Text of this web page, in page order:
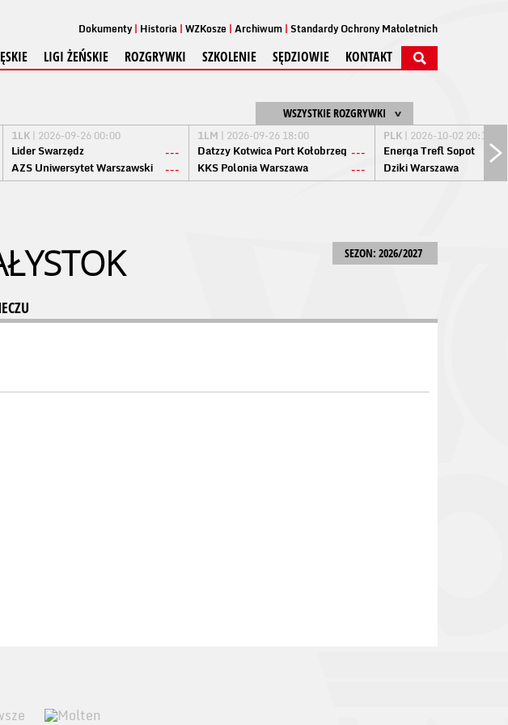
Dokumenty Historia WZKosze Archiwum Standardy Ochrony Małoletnich
LIGI ŻEŃSKIE ROZGRYWKI SZKOLENIE SĘDZIOWIE KONTAKT
WSZYSTKIE ROZGRYWKI
1LK | 2026-09-26 00:00
Lider Swarzędz
---
AZS Uniwersytet Warszawski
---
1LM | 2026-09-26 18:00
Datzzy Kotwica Port Kołobrzeg ---
KKS Polonia Warszawa
---
PLK | 2026-10-02 20:15
Energa Trefl Sopot
Dziki Warszawa
SEZON: 2026/2027